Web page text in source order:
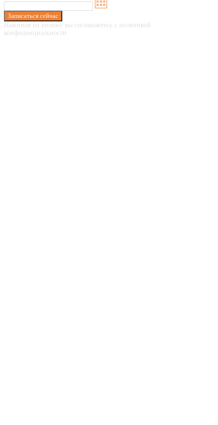
Записаться сейчас
Нажимая на кнопку вы соглашаетесь с политикой
конфиденциальности